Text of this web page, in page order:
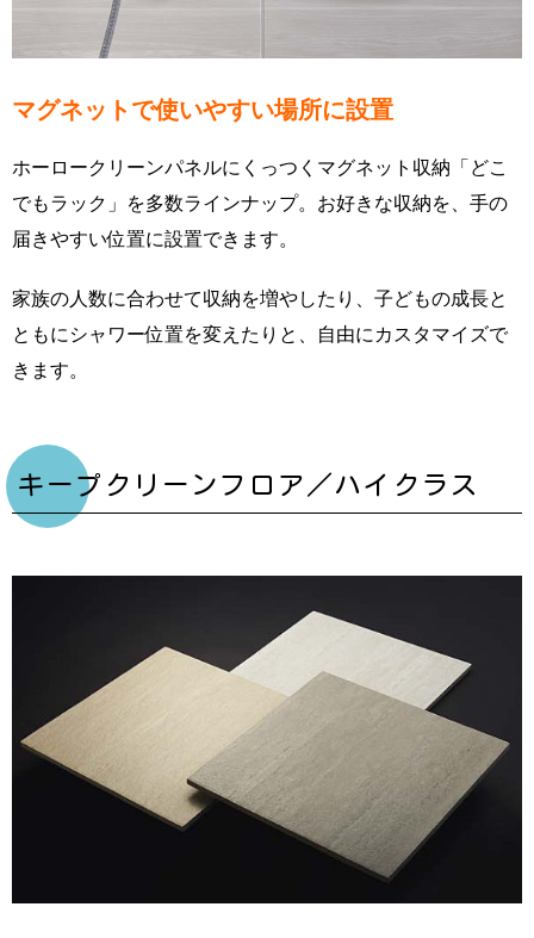
マグネットで使いやすい場所に設置
ホーロークリーンパネルにくっつくマグネット収納「どこ
でもラック」を多数ラインナップ。お好きな収納を、手の
届きやすい位置に設置できます。
家族の人数に合わせて収納を増やしたり、子どもの成長と
ともにシャワー位置を変えたりと、自由にカスタマイズで
きます。
キープクリーンフロア／ハイクラス